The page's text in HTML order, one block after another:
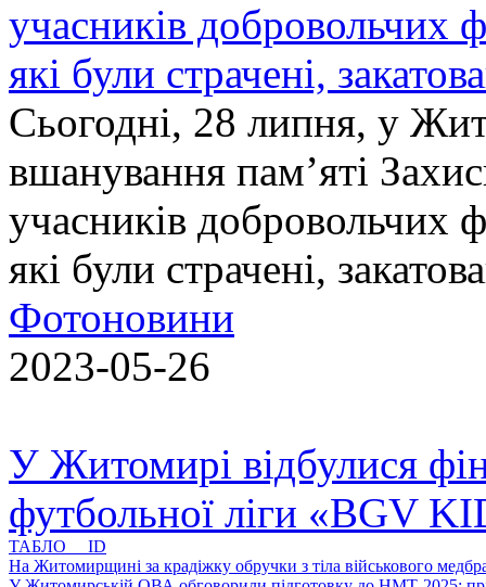
учасників добровольчих
які були страчені,
Сьогодні, 28 липня, у
вшанування пам’яті
учасників добровольчих
які були страчені,
Фотоновини
2023-05-26
У Житомирі відбулися
футбольної ліги «BGV
ТАБЛО ID
На Житомирщині за крадіжку обручки з тіла військового